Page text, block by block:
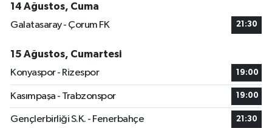
14 Ağustos, Cuma
Galatasaray - Çorum FK
21:30
15 Ağustos, Cumartesi
Konyaspor - Rizespor
19:00
Kasımpaşa - Trabzonspor 19:00
Gençlerbirliği S.K. - Fenerbahçe 21:30